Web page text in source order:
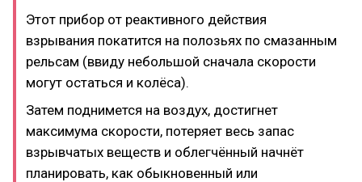
Этот прибор от реактивного действия
взрывания покатится на полозьях по смазанным
рельсам (ввиду небольшой сначала скорости
могут остаться и колёса).
Затем поднимется на воздух, достигнет
максимума скорости, потеряет весь запас
взрывчатых веществ и облегчённый начнёт
планировать, как обыкновенный или